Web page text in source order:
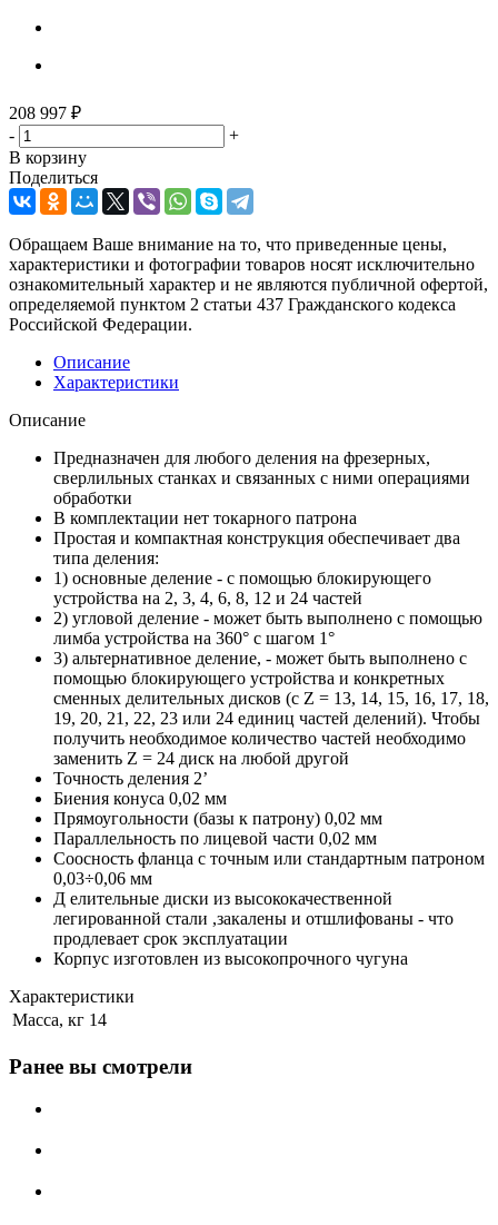
208 997 ₽
-
+
В корзину
Поделиться
Обращаем Ваше внимание на то, что приведенные цены,
характеристики и фотографии товаров носят исключительно
ознакомительный характер и не являются публичной офертой,
определяемой пунктом 2 статьи 437 Гражданского кодекса
Российской Федерации.
Описание
Характеристики
Описание
Предназначен для любого деления на фрезерных,
сверлильных станках и связанных с ними операциями
обработки
В комплектации нет токарного патрона
Простая и компактная конструкция обеспечивает два
типа деления:
1) основные деление - с помощью блокирующего
устройства на 2, 3, 4, 6, 8, 12 и 24 частей
2) угловой деление - может быть выполнено с помощью
лимба устройства на 360° с шагом 1°
3) альтернативное деление, - может быть выполнено с
помощью блокирующего устройства и конкретных
сменных делительных дисков (с Z = 13, 14, 15, 16, 17, 18,
19, 20, 21, 22, 23 или 24 единиц частей делений). Чтобы
получить необходимое количество частей необходимо
заменить Z = 24 диск на любой другой
Точность деления 2’
Биения конуса 0,02 мм
Прямоугольности (базы к патрону) 0,02 мм
Параллельность по лицевой части 0,02 мм
Соосность фланца с точным или стандартным патроном
0,03÷0,06 мм
Д елительные диски из высококачественной
легированной стали ,закалены и отшлифованы - что
продлевает срок эксплуатации
Корпус изготовлен из высокопрочного чугуна
Характеристики
Масса, кг 14
Ранее вы смотрели